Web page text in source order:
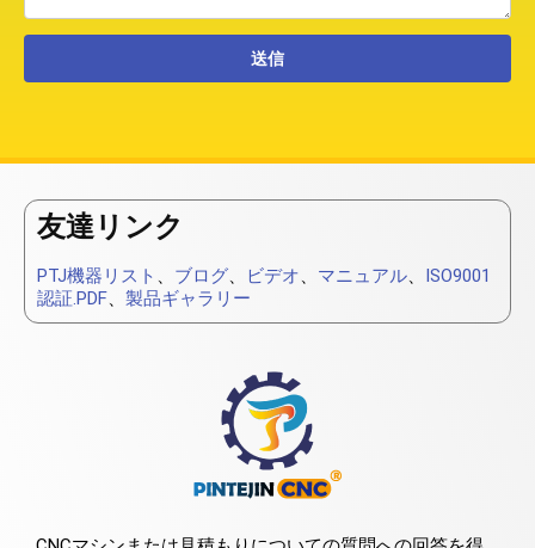
友達リンク
PTJ機器リスト 、 ブログ、 ビデオ、 マニュアル、 ISO9001
認証.PDF、 製品ギャラリー